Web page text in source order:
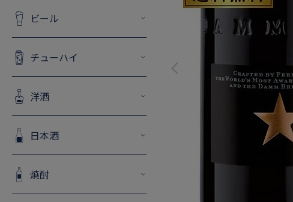
ビール
チューハイ
洋酒
日本酒
焼酎